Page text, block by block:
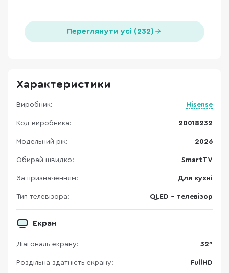
Переглянути усі (232)
Характеристики
Виробник: Hisense
Код виробника: 20018232
Модельний рік: 2026
Обирай швидко: SmartTV
За призначенням: Для кухні
Тип телевізора: QLED - телевізор
Екран
Діагональ екрану: 32"
Роздільна здатність екрану: FullHD